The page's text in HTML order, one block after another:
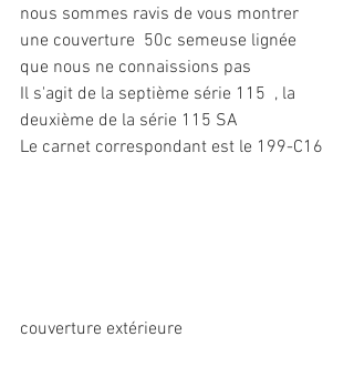
nous sommes ravis de vous montrer
une couverture  50c semeuse lignée
que nous ne connaissions pas
Il s'agit de la septième série 115  , la
deuxième de la série 115 SA
Le carnet correspondant est le 199-C16
couverture extérieure